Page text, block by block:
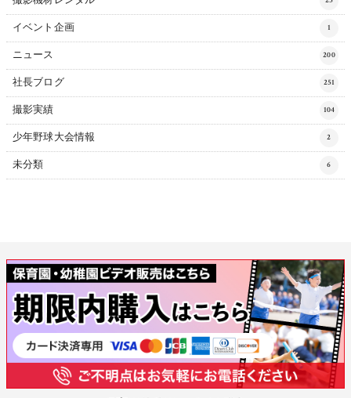
イベント企画 1
ニュース 200
社長ブログ 251
撮影実績 104
少年野球大会情報 2
未分類 6